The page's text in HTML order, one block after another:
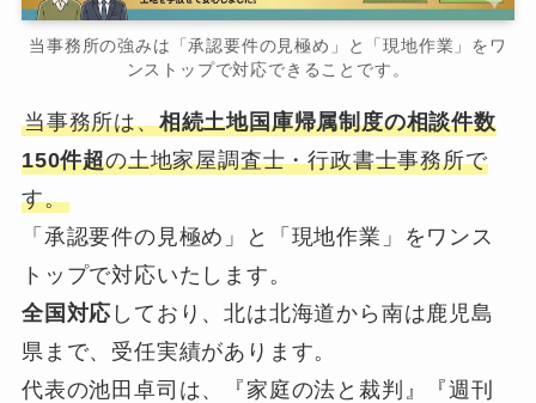
当事務所の強みは「承認要件の見極め」と「現地作業」をワ
ンストップで対応できることです。
当事務所は、相続土地国庫帰属制度の相談件数
150件超の土地家屋調査士・行政書士事務所で
す。
「承認要件の見極め」と「現地作業」をワンス
トップで対応いたします。
全国対応 しており、北は北海道から南は鹿児島
県まで、受任実績があります。
代表の池田卓司は、『家庭の法と裁判』『週刊